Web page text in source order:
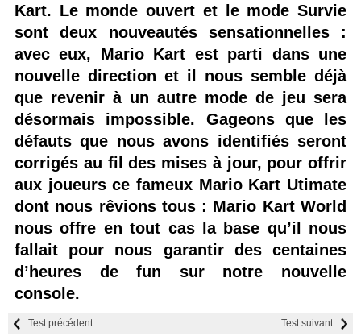
Kart. Le monde ouvert et le mode Survie
sont deux nouveautés sensationnelles :
avec eux, Mario Kart est parti dans une
nouvelle direction et il nous semble déjà
que revenir à un autre mode de jeu sera
désormais impossible. Gageons que les
défauts que nous avons identifiés seront
corrigés au fil des mises à jour, pour offrir
aux joueurs ce fameux Mario Kart Utimate
dont nous rêvions tous : Mario Kart World
nous offre en tout cas la base qu’il nous
fallait pour nous garantir des centaines
d’heures de fun sur notre nouvelle
console.
Test suivant
Test précédent